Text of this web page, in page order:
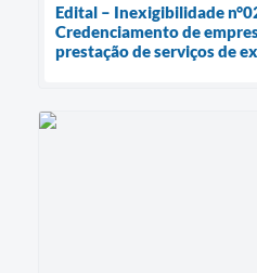
Edital – Inexigibilidade
Credenciamento de
prestação de serviços de